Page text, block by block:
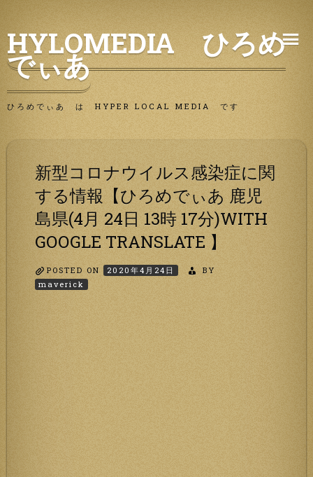
to
content
HYLOMEDIA ひろめ
でぃあ
ひろめでぃあ は HYPER LOCAL MEDIA です
新型コロナウイルス感染症に関
する情報【ひろめでぃあ 鹿児
島県(4月 24日 13時 17分)WITH
GOOGLE TRANSLATE 】
POSTED ON 2020年4月24日
BY
maverick